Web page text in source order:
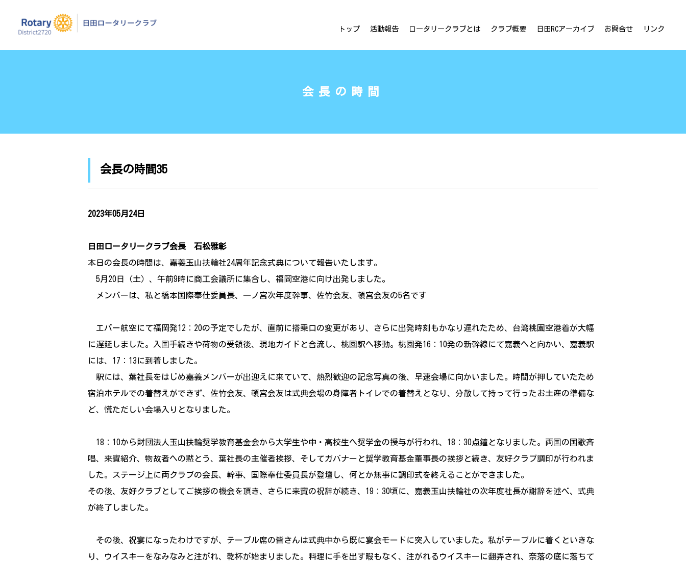
トップ 活動報告 ロータリークラブとは クラブ概要 日田RCアーカイブ お問合せ リンク
会長の時間
会長の時間35
2023年05月24日
日田ロータリークラブ会長 石松雅彰
本日の会長の時間は、嘉義玉山扶輪社24周年記念式典について報告いたします。
5月20日（土）、午前9時に商工会議所に集合し、福岡空港に向け出発しました。
メンバーは、私と橋本国際奉仕委員長、一ノ宮次年度幹事、佐竹会友、頓宮会友の5名です
エバー航空にて福岡発12：20の予定でしたが、直前に搭乗口の変更があり、さらに出発時刻もかなり遅れたため、台湾桃園空港着が大幅
に遅延しました。入国手続きや荷物の受領後、現地ガイドと合流し、桃園駅へ移動。桃園発16：10発の新幹線にて嘉義へと向かい、嘉義駅
には、17：13に到着しました。
駅には、葉社長をはじめ嘉義メンバーが出迎えに来ていて、熱烈歓迎の記念写真の後、早速会場に向かいました。時間が押していたため
宿泊ホテルでの着替えができず、佐竹会友、頓宮会友は式典会場の身障者トイレでの着替えとなり、分散して持って行ったお土産の準備な
ど、慌ただしい会場入りとなりました。
18：10から財団法人玉山扶輪奨学教育基金会から大学生や中・高校生へ奨学金の授与が行われ、18：30点鐘となりました。両国の国歌斉
唱、来賓紹介、物故者への黙とう、葉社長の主催者挨拶、そしてガバナーと奨学教育基金董事長の挨拶と続き、友好クラブ調印が行われま
した。ステージ上に両クラブの会長、幹事、国際奉仕委員長が登壇し、何とか無事に調印式を終えることができました。
その後、友好クラブとしてご挨拶の機会を頂き、さらに来賓の祝辞が続き、19：30頃に、嘉義玉山扶輪社の次年度社長が謝辞を述べ、式典
が終了しました。
その後、祝宴になったわけですが、テーブル席の皆さんは式典中から既に宴会モードに突入していました。私がテーブルに着くといきな
り、ウイスキーをなみなみと注がれ、乾杯が始まりました。料理に手を出す暇もなく、注がれるウイスキーに翻弄され、奈落の底に落ちて